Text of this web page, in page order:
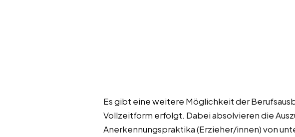
Es gibt eine weitere Möglichkeit der
Vollzeitform erfolgt. Dabei absolvieren die
Anerkennungspraktika (Erzieher/innen) von